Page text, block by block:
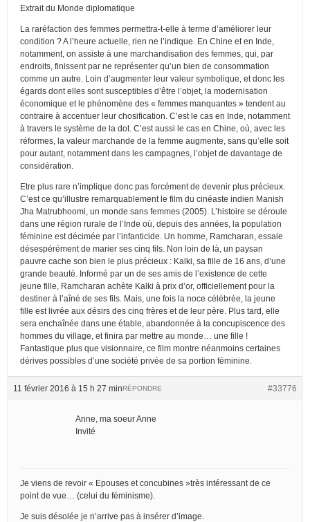
Extrait du Monde diplomatique
La raréfaction des femmes permettra-t-elle à terme d’améliorer leur
condition ? A l’heure actuelle, rien ne l’indique. En Chine et en Inde,
notamment, on assiste à une marchandisation des femmes, qui, par
endroits, finissent par ne représenter qu’un bien de consommation
comme un autre. Loin d’augmenter leur valeur symbolique, et donc les
égards dont elles sont susceptibles d’être l’objet, la modernisation
économique et le phénomène des « femmes manquantes » tendent au
contraire à accentuer leur chosification. C’est le cas en Inde, notamment
à travers le système de la dot. C’est aussi le cas en Chine, où, avec les
réformes, la valeur marchande de la femme augmente, sans qu’elle soit
pour autant, notamment dans les campagnes, l’objet de davantage de
considération.
Etre plus rare n’implique donc pas forcément de devenir plus précieux.
C’est ce qu’illustre remarquablement le film du cinéaste indien Manish
Jha Matrubhoomi, un monde sans femmes (2005). L’histoire se déroule
dans une région rurale de l’Inde où, depuis des années, la population
féminine est décimée par l’infanticide. Un homme, Ramcharan, essaie
désespérément de marier ses cinq fils. Non loin de là, un paysan
pauvre cache son bien le plus précieux : Kalki, sa fille de 16 ans, d’une
grande beauté. Informé par un de ses amis de l’existence de cette
jeune fille, Ramcharan achète Kalki à prix d’or, officiellement pour la
destiner à l’aîné de ses fils. Mais, une fois la noce célébrée, la jeune
fille est livrée aux désirs des cinq frères et de leur père. Plus tard, elle
sera enchaînée dans une étable, abandonnée à la concupiscence des
hommes du village, et finira par mettre au monde… une fille !
Fantastique plus que visionnaire, ce film montre néanmoins certaines
dérives possibles d’une société privée de sa portion féminine.
11 février 2016 à 15 h 27 min #33776
RÉPONDRE
Anne, ma soeur Anne
Invité
Je viens de revoir « Epouses et concubines »très intéressant de ce
point de vue… (celui du féminisme).
Je suis désolée je n’arrive pas à insérer d’image.